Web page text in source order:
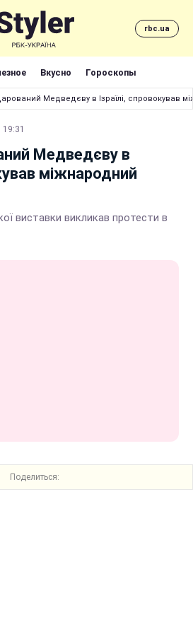
rbc.ua
Вкусно Гороскопы
Медведєву в Ізраїлі, спровокував
Медведєву в
міжнародний
виставки викликав протести в
Поделиться: